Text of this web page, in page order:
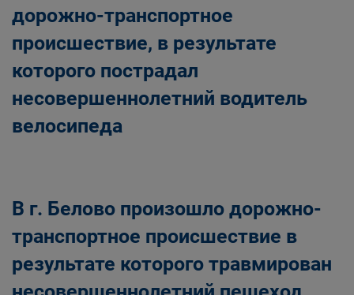
дорожно-транспортное
происшествие, в результате
которого пострадал
несовершеннолетний водитель
велосипеда
В г. Белово произошло дорожно-
транспортное происшествие в
результате которого травмирован